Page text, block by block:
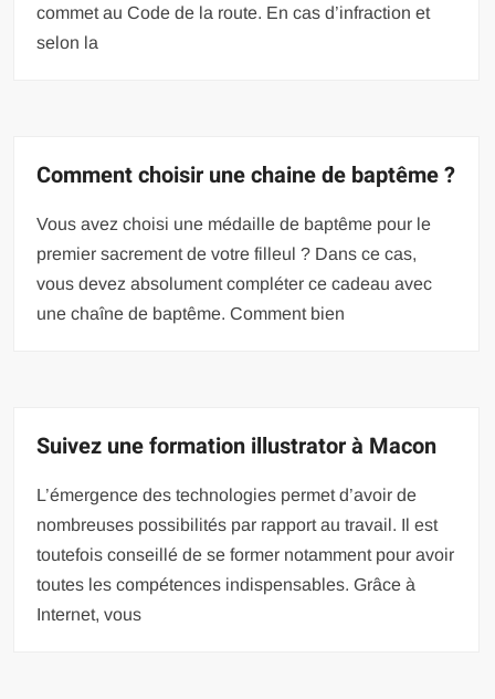
commet au Code de la route. En cas d’infraction et
selon la
Comment choisir une chaine de baptême ?
Vous avez choisi une médaille de baptême pour le
premier sacrement de votre filleul ? Dans ce cas,
vous devez absolument compléter ce cadeau avec
une chaîne de baptême. Comment bien
Suivez une formation illustrator à Macon
L’émergence des technologies permet d’avoir de
nombreuses possibilités par rapport au travail. Il est
toutefois conseillé de se former notamment pour avoir
toutes les compétences indispensables. Grâce à
Internet, vous